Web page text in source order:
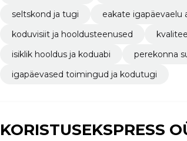
seltskond ja tugi
eakate igapäevaelu
koduvisiit ja hooldusteenused
isiklik hooldus ja koduabi
perekonna
igapäevased toimingud ja kodutugi
KORISTUSEKSPRESS